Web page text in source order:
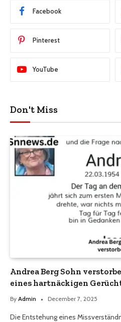
Facebook
Pinterest
YouTube
Don't Miss
Andrea Berg Sohn
eines hartnäckigen
By Admin December 7, 2025
Die Entstehung eines